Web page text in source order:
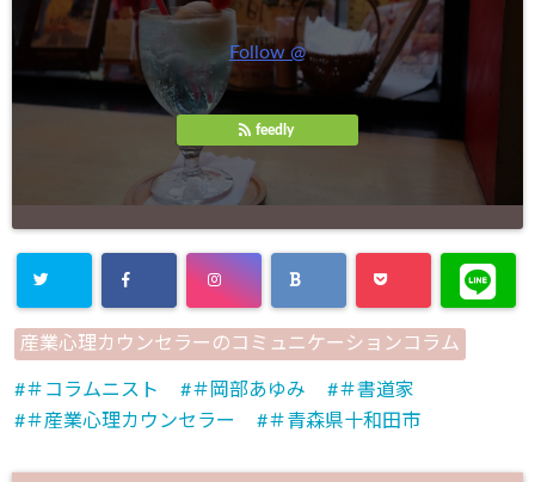
Follow @
feedly
産業心理カウンセラーのコミュニケーションコラム
＃コラムニスト ＃岡部あゆみ
＃書道家
＃産業心理カウンセラー
＃青森県十和田市